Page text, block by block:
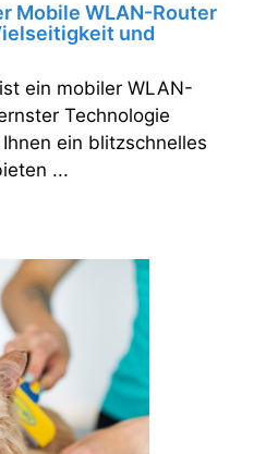
Mobile WLAN-Router
und
ein mobiler WLAN-
Technologie
ein blitzschnelles
...